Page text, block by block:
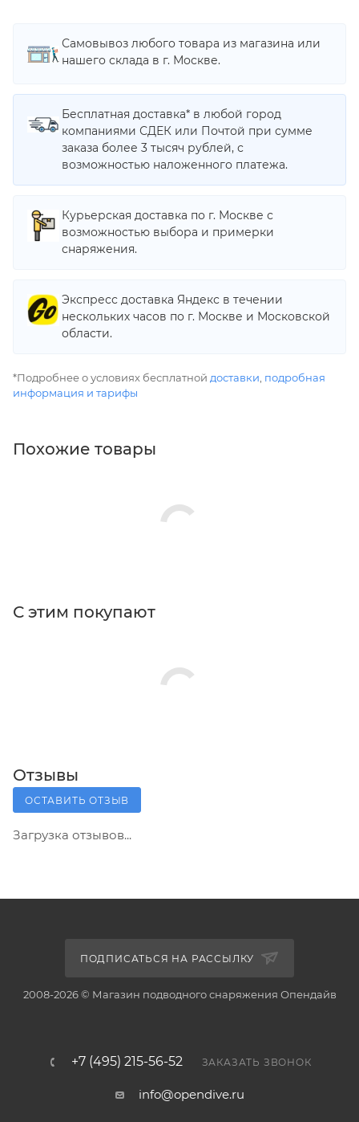
Самовывоз любого товара из магазина или
нашего склада в г. Москве.
Бесплатная доставка* в любой город
компаниями СДЕК или Почтой при сумме
заказа более 3 тысяч рублей, с
возможностью наложенного платежа.
Курьерская доставка по г. Москве с
возможностью выбора и примерки
снаряжения.
Экспресс доставка Яндекс в течении
нескольких часов по г. Москве и Московской
области.
*Подробнее о условиях бесплатной доставки подробная
информация и тарифы
Похожие товары
С этим покупают
Отзывы
ОСТАВИТЬ ОТЗЫВ
Загрузка отзывов...
ПОДПИСАТЬСЯ НА РАССЫЛКУ
2008-2026 © Магазин подводного снаряжения Опендайв
+7 (495) 215-56-52 ЗАКАЗАТЬ ЗВОНОК
info@opendive.ru